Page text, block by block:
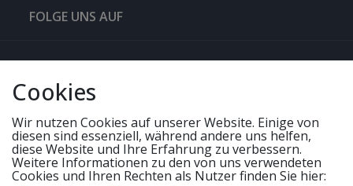
FOLGE UNS AUF
QUICKLINKS & TIPPS
UNSERE ANGEBOTE
Cookies
Wir nutzen Cookies auf unserer Website. Einige von
diesen sind essenziell, während andere uns helfen,
diese Website und Ihre Erfahrung zu verbessern.
Weitere Informationen zu den von uns verwendeten
Cookies und Ihren Rechten als Nutzer finden Sie hier: